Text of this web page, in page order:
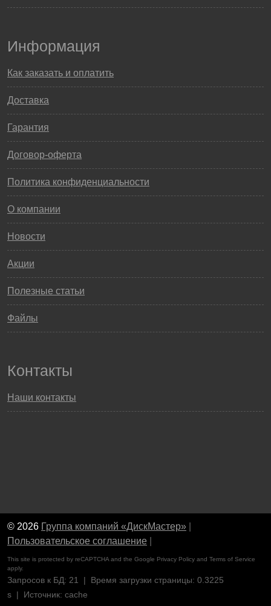
Информация
Как заказать и оплатить
Доставка
Гарантия
Договор-оферта
Политика конфиденциальности
О компании
Новости
Акции
Полезные статьи
Файлы
Контакты
Наши контакты
© 2026 Группа компаний «ДискМастер»
Пользовательское соглашение
This site is protected by reCAPTCHA and the Google Privacy Policy and Terms of Service
apply.
Запросов к БД: 21 | Время загрузки страницы: 0.3225
s | Источник: cache